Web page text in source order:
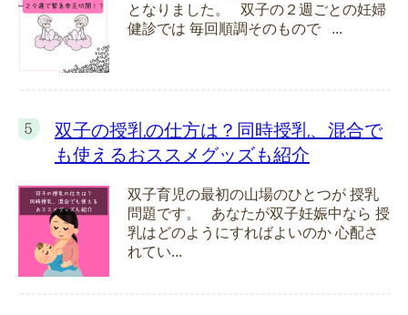
となりました。 双子の２週ごとの妊婦
健診では 毎回順調そのもので ...
双子の授乳の仕方は？同時授乳、混合で
も使えるおススメグッズも紹介
双子育児の最初の山場のひとつが 授乳
問題です。 あなたが双子妊娠中なら 授
乳はどのようにすればよいのか 心配さ
れてい...